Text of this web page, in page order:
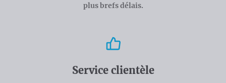
plus brefs délais.
Service clientèle